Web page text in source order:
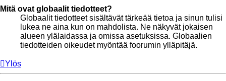
Mitä ovat globaalit tiedotteet?
Globaalit tiedotteet sisältävät tärkeää tietoa ja sinun tulisi
lukea ne aina kun on mahdolista. Ne näkyvät jokaisen
alueen ylälaidassa ja omissa asetuksissa. Globaalien
tiedotteiden oikeudet myöntää foorumin ylläpitäjä.
Ylös